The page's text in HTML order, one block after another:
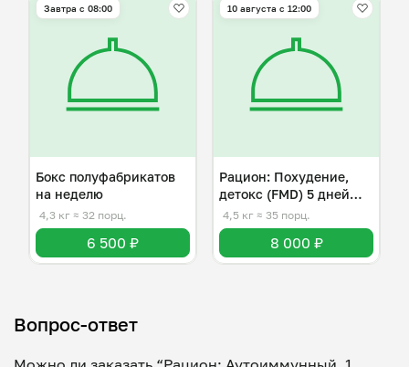
Завтра c 08:00
Бокс полуфабрикатов
на неделю
4,3 кг ≈ 32 порц.
6 500 ₽
10 августа с 12:00
Рацион: Похудение,
детокс (FMD) 5 дней
(800кк)
4,5 кг ≈ 35 порц.
8 000 ₽
Вопрос-ответ